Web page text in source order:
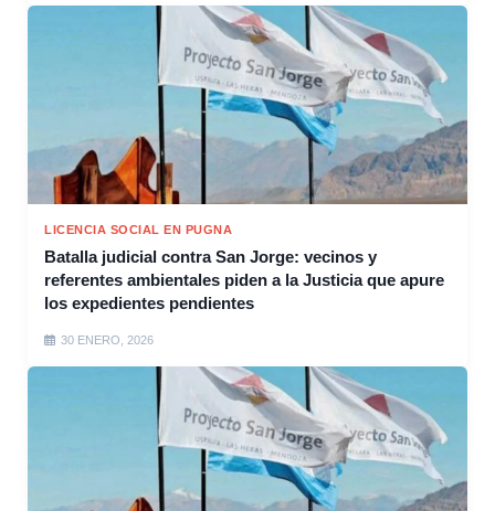
LICENCIA SOCIAL EN PUGNA
Batalla judicial contra San Jorge: vecinos y
referentes ambientales piden a la Justicia que apure
los expedientes pendientes
30 ENERO, 2026